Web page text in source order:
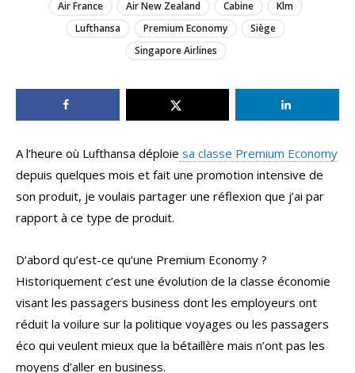
Air France Air New Zealand Cabine
Klm
Lufthansa
Premium Economy
Siège
Singapore Airlines
A l’heure où Lufthansa déploie sa classe Premium Economy
depuis quelques mois et fait une promotion intensive de
son produit, je voulais partager une réflexion que j’ai par
rapport à ce type de produit.
D’abord qu’est-ce qu’une Premium Economy ?
Historiquement c’est une évolution de la classe économie
visant les passagers business dont les employeurs ont
réduit la voilure sur la politique voyages ou les passagers
éco qui veulent mieux que la bétaillère mais n’ont pas les
moyens d’aller en business.